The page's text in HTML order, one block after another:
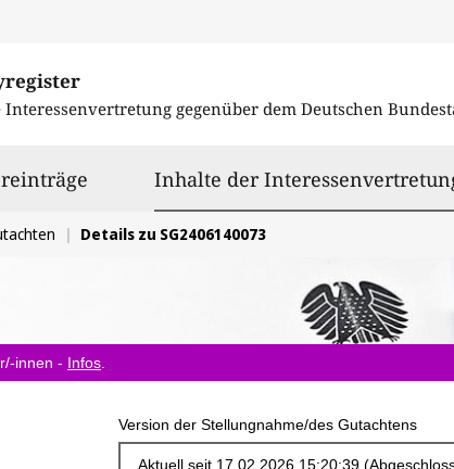
gegenüber dem Deutschen
Inhalte der
Details zu SG2406140073
innen - Infos
Version der Stellungnahme/des Gutachtens